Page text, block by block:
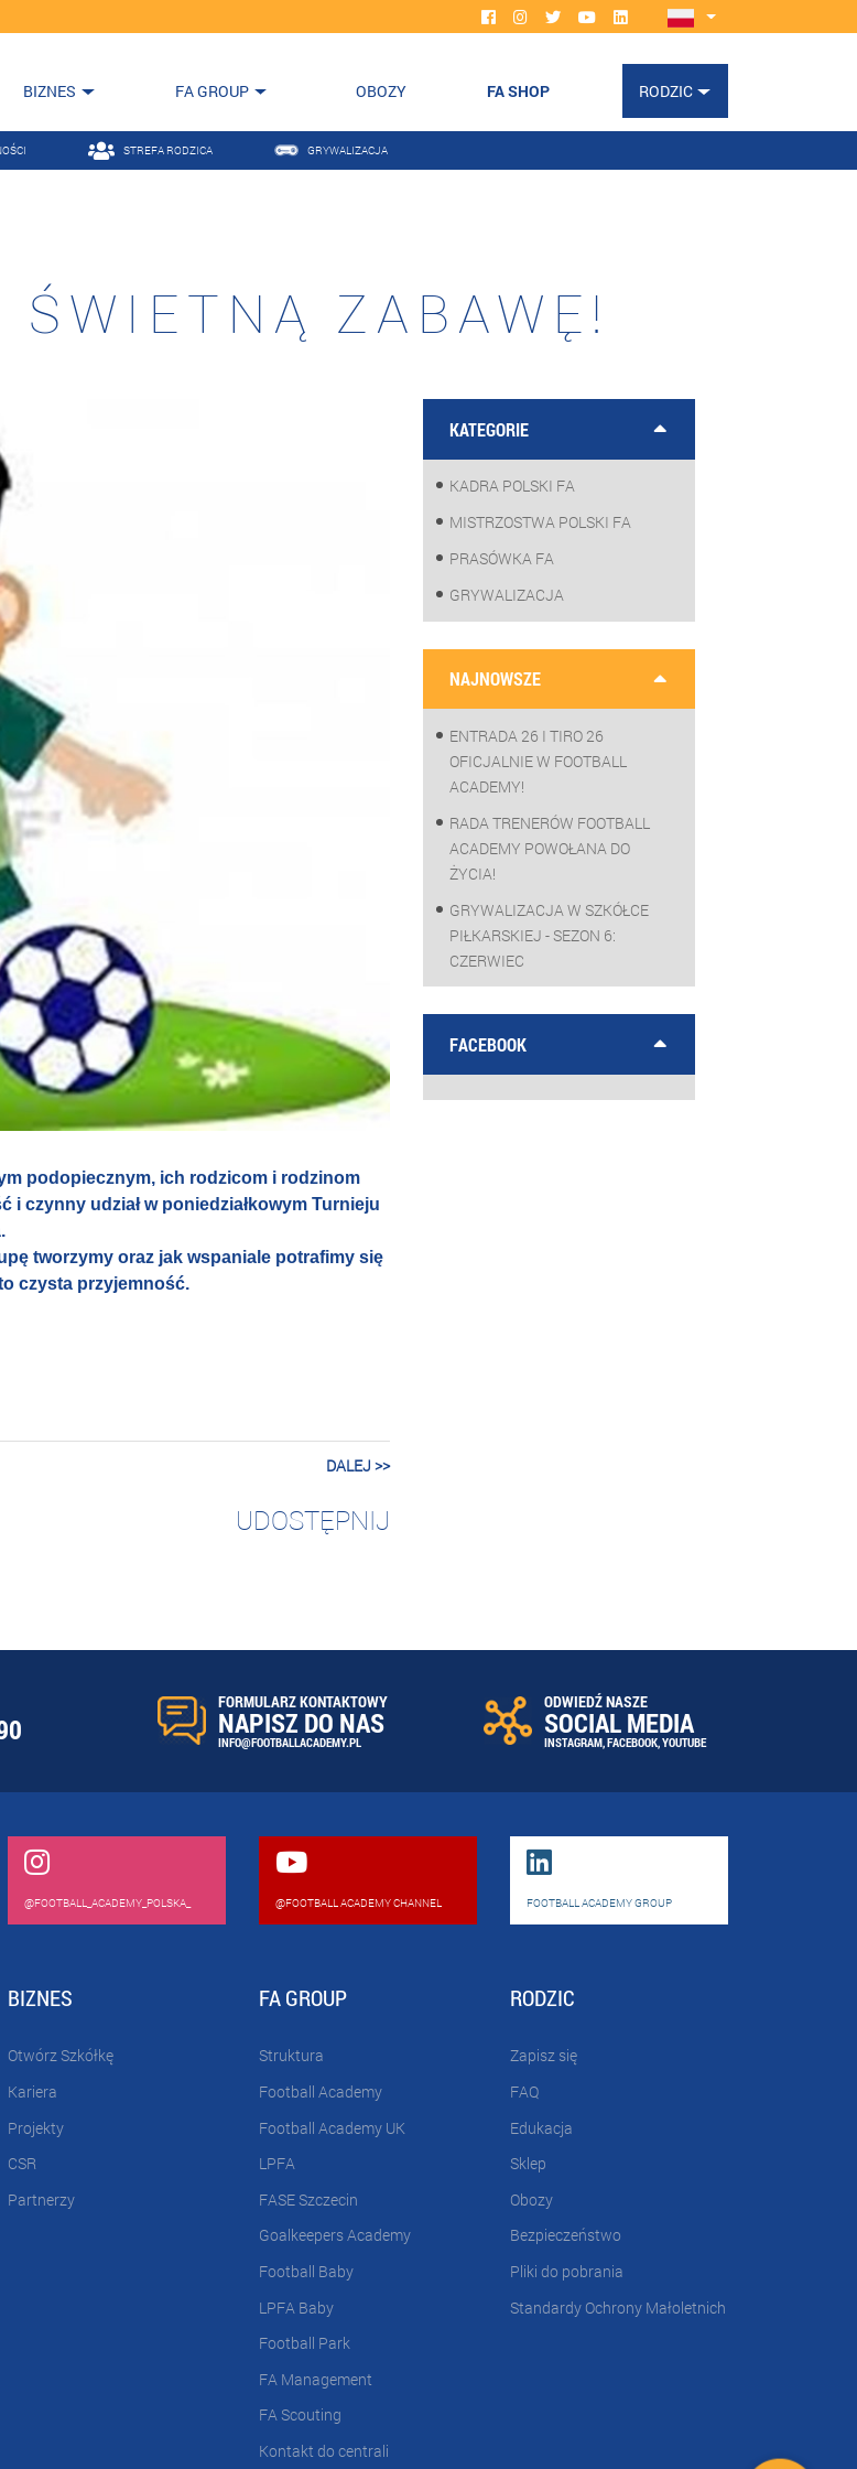
BIZNES FA GROUP OBOZY FA SHOP RODZIC
STREFA RODZICA GRYWALIZACJA
ZABAWĘ!
podopiecznym, ich rodzicom i rodzinom
i czynny udział w poniedziałkowym Turnieju
tworzymy oraz jak wspaniale potrafimy się
czysta przyjemność.
DALEJ >>
UDOSTĘPNIJ
KATEGORIE
KADRA POLSKI FA
MISTRZOSTWA POLSKI FA
PRASÓWKA FA
GRYWALIZACJA
NAJNOWSZE
ENTRADA 26 I TIRO 26
OFICJALNIE W FOOTBALL
ACADEMY!
RADA TRENERÓW FOOTBALL
ACADEMY POWOŁANA DO
ŻYCIA!
GRYWALIZACJA W SZKÓŁCE
PIŁKARSKIEJ - SEZON 6:
CZERWIEC
FACEBOOK
FORMULARZ KONTAKTOWY
NAPISZ DO NAS
INFO@FOOTBALLACADEMY.PL
ODWIEDŹ NASZE
SOCIAL MEDIA
INSTAGRAM,FACEBOOK,YOUTUBE
@FOOTBALL_ACADEMY_POLSKA_ @FOOTBALL ACADEMY CHANNEL FOOTBALL ACADEMY GROUP
BIZNES
Otwórz Szkółkę
Kariera
Projekty
CSR
Partnerzy
FA GROUP
Struktura
Football Academy
Football Academy UK
LPFA
FASE Szczecin
Goalkeepers Academy
Football Baby
LPFA Baby
Football Park
FA Management
FA Scouting
Kontakt do centrali
RODZIC
Zapisz się
FAQ
Edukacja
Sklep
Obozy
Bezpieczeństwo
Pliki do pobrania
Standardy Ochrony Małoletnich